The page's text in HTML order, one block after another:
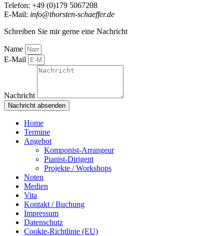
Telefon: +49 (0)179 5067208
E-Mail: info@thorsten-schaeffer.de
Schreiben Sie mir gerne eine Nachricht
Name
E-Mail
Nachricht
Nachricht absenden
Home
Termine
Angebot
Komponist-Arrangeur
Pianist-Dirigent
Projekte / Workshops
Noten
Medien
Vita
Kontakt / Buchung
Impressum
Datenschutz
Cookie-Richtlinie (EU)